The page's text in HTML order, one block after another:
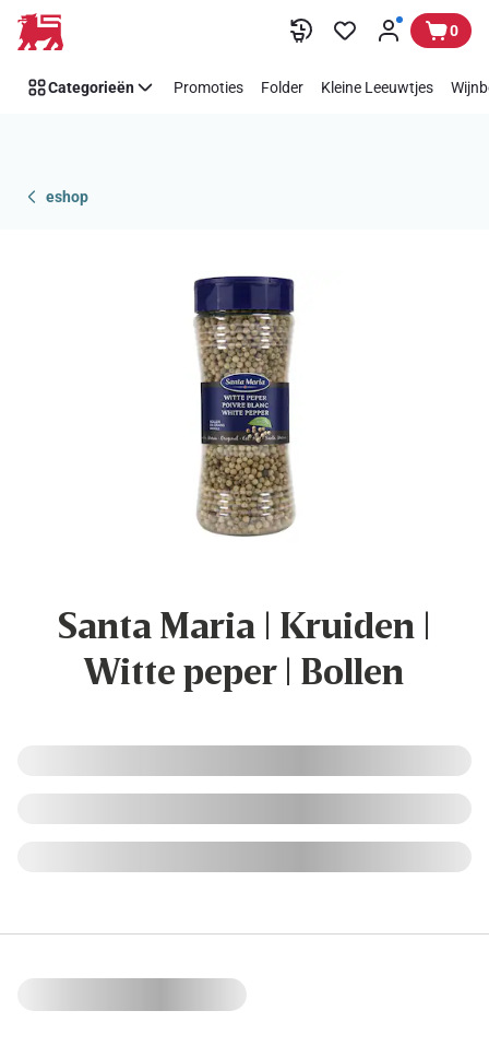
Overslaan 0
Categorieën Promoties Folder Kleine Leeuwtjes
eshop
Santa Maria | Kruiden |
Witte peper | Bollen